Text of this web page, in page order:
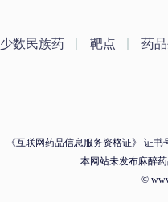
少数民族药 靶点 药
《互联网药品信息服务资格证》 证书
本网站未发布麻醉
©